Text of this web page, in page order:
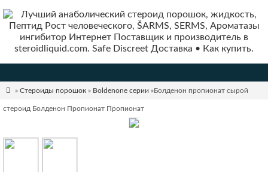
 » Стероиды порошок» Boldenone серии »Болденон пропионат сырой
стероид Болденон Пропионат Пропионат